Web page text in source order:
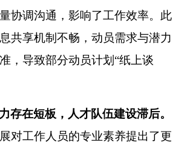
协调沟通，影响了工作效率。此
共享机制不畅，动员需求与潜力
，导致部分动员计划 “纸上谈
存在短板，人才队伍建设滞后。
对工作人员的专业素养提出了更